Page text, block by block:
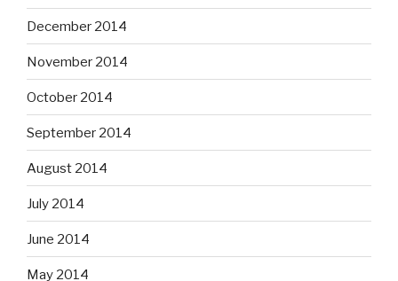
December 2014
November 2014
October 2014
September 2014
August 2014
July 2014
June 2014
May 2014